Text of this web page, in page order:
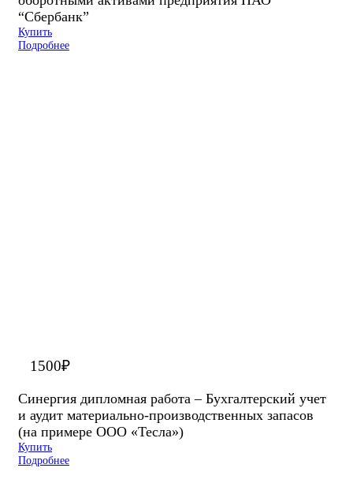
“Сбербанк”
Купить
Подробнее
1500₽
Синергия дипломная работа – Бухгалтерский учет
и аудит материально-производственных запасов
(на примере ООО «Тесла»)
Купить
Подробнее